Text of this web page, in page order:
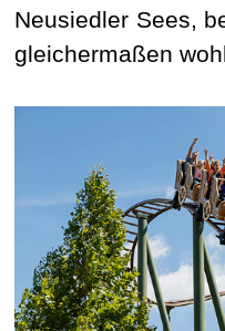
Neusiedler Sees,
gleichermaßen